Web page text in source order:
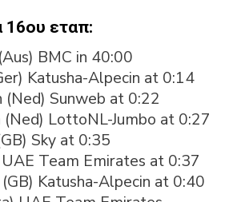
εταπ:
BMC in 40:00
Katusha-Alpecin at 0:14
Sunweb at 0:22
(Ned) LottoNL-Jumbo at 0:27
Sky at 0:35
Team Emirates at 0:37
Katusha-Alpecin at 0:40